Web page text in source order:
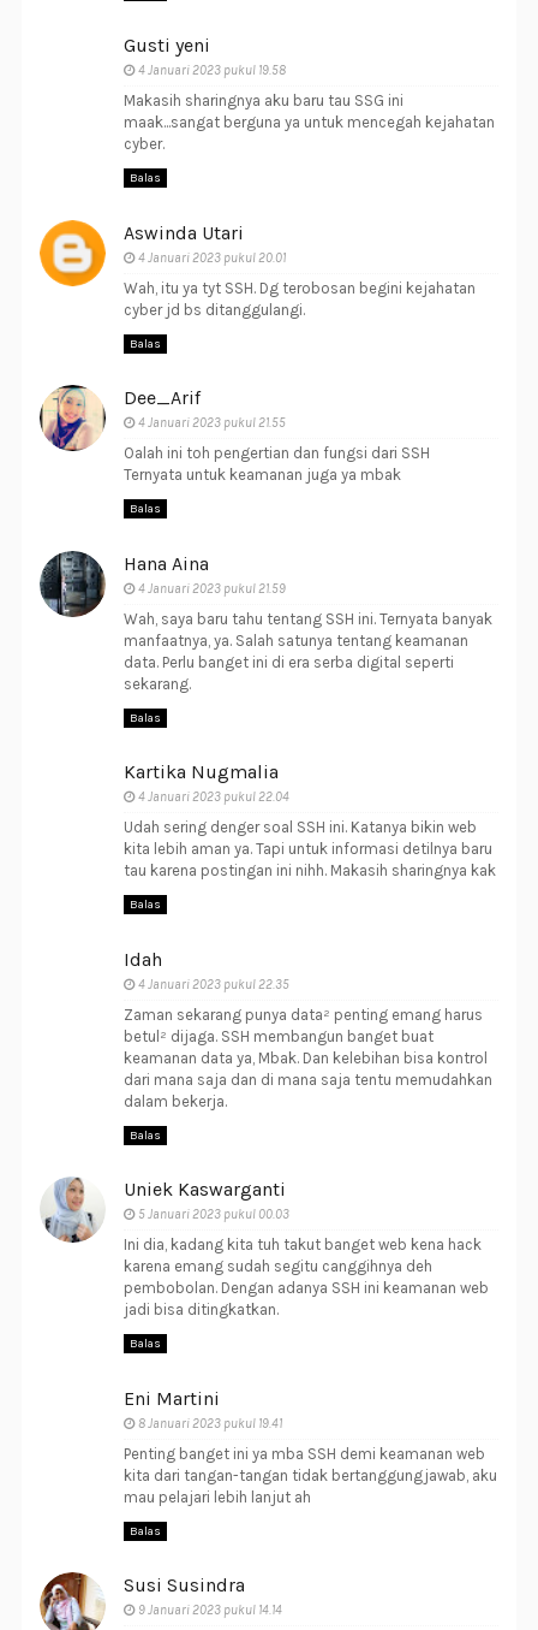
Gusti yeni
4 Januari 2023 pukul 19.58
Makasih sharingnya aku baru tau SSG ini
maak...sangat berguna ya untuk mencegah kejahatan
cyber.
Balas
Aswinda Utari
4 Januari 2023 pukul 20.01
Wah, itu ya tyt SSH. Dg terobosan begini kejahatan
cyber jd bs ditanggulangi.
Balas
Dee_Arif
4 Januari 2023 pukul 21.55
Oalah ini toh pengertian dan fungsi dari SSH
Ternyata untuk keamanan juga ya mbak
Balas
Hana Aina
4 Januari 2023 pukul 21.59
Wah, saya baru tahu tentang SSH ini. Ternyata banyak
manfaatnya, ya. Salah satunya tentang keamanan
data. Perlu banget ini di era serba digital seperti
sekarang.
Balas
Kartika Nugmalia
4 Januari 2023 pukul 22.04
Udah sering denger soal SSH ini. Katanya bikin web
kita lebih aman ya. Tapi untuk informasi detilnya baru
tau karena postingan ini nihh. Makasih sharingnya kak
Balas
Idah
4 Januari 2023 pukul 22.35
Zaman sekarang punya data² penting emang harus
betul² dijaga. SSH membangun banget buat
keamanan data ya, Mbak. Dan kelebihan bisa kontrol
dari mana saja dan di mana saja tentu memudahkan
dalam bekerja.
Balas
Uniek Kaswarganti
5 Januari 2023 pukul 00.03
Ini dia, kadang kita tuh takut banget web kena hack
karena emang sudah segitu canggihnya deh
pembobolan. Dengan adanya SSH ini keamanan web
jadi bisa ditingkatkan.
Balas
Eni Martini
8 Januari 2023 pukul 19.41
Penting banget ini ya mba SSH demi keamanan web
kita dari tangan-tangan tidak bertanggungjawab, aku
mau pelajari lebih lanjut ah
Balas
Susi Susindra
9 Januari 2023 pukul 14.14